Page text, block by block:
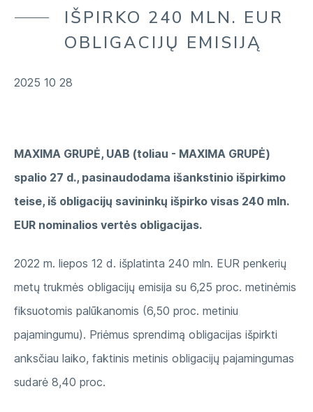
IŠPIRKO 240 MLN. EUR
OBLIGACIJŲ EMISIJĄ
2025 10 28
MAXIMA GRUPĖ, UAB (toliau - MAXIMA GRUPĖ)
spalio 27 d., pasinaudodama išankstinio išpirkimo
teise, iš obligacijų savininkų išpirko visas 240 mln.
EUR nominalios vertės obligacijas.
2022 m. liepos 12 d. išplatinta 240 mln. EUR penkerių
metų trukmės obligacijų emisija su 6,25 proc. metinėmis
fiksuotomis palūkanomis (6,50 proc. metiniu
pajamingumu). Priėmus sprendimą obligacijas išpirkti
anksčiau laiko, faktinis metinis obligacijų pajamingumas
sudarė 8,40 proc.